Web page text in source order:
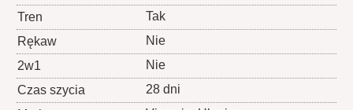
Tren
Tak
Rękaw
Nie
2w1
Nie
Czas szycia
28 dni